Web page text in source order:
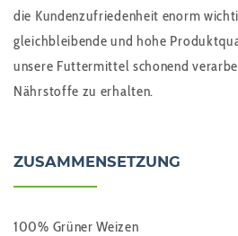
die Kundenzufriedenheit enorm
gleichbleibende und hohe
unsere Futtermittel schonend
Nährstoffe zu erhalten.
ZUSAMMENSETZUNG
100% Grüner Weizen